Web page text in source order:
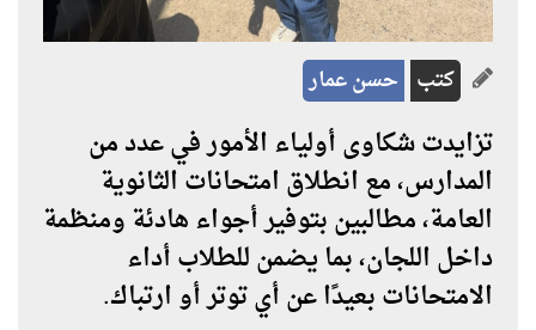
كتب حسن عمار
تزايدت شكاوى أولياء الأمور في عدد من
المدارس، مع انطلاق امتحانات الثانوية
العامة، مطالبين بتوفير أجواء هادئة ومنظمة
داخل اللجان، بما يضمن للطلاب أداء
الامتحانات بعيدًا عن أي توتر أو ارتباك.